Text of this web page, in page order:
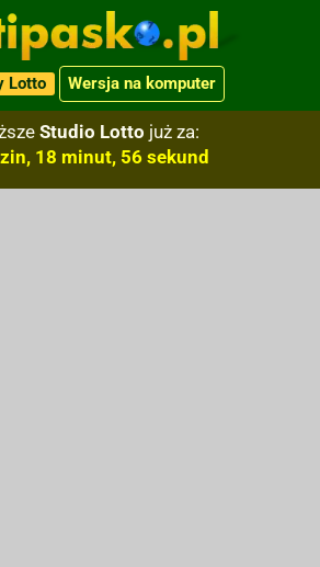
Lotto Wersja na komputer
Studio Lotto już za:
18 minut, 56 sekund